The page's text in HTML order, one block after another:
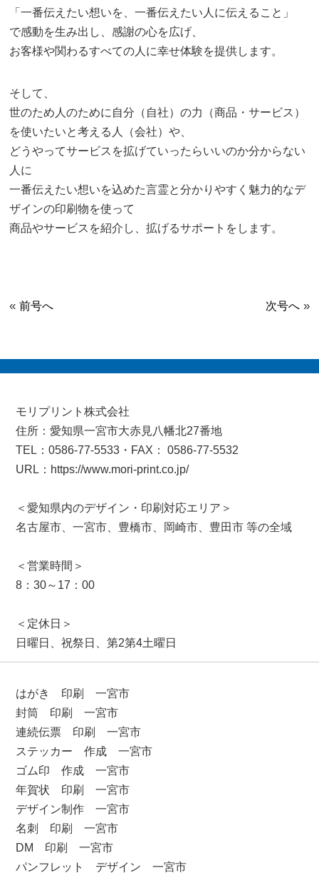
「一番伝えたい想いを、一番伝えたい人に伝えること」
で感動を生み出し、感謝の心を広げ、
お客様や関わるすべての人に幸せ体験を提供します。
そして、
世のため人のために自分（自社）の力（商品・サービス）
を使いたいと考える人（会社）や、
どうやってサービスを拡げていったらいいのか分からない
人に
一番伝えたい想いを込めた言霊と分かりやすく魅力的なデ
ザインの印刷物を使って
商品やサービスを紹介し、拡げるサポートをします。
«前号へ 次号へ»
はがき 印刷 一宮市
封筒 印刷 一宮市
連続伝票 印刷 一宮市
ステッカー 作成 一宮市
ゴム印 作成 一宮市
年賀状 印刷 一宮市
デザイン制作 一宮市
名刺 印刷 一宮市
DM 印刷 一宮市
パンフレット デザイン 一宮市
モリプリント株式会社
住所：愛知県一宮市大赤見八幡北27番地
TEL：0586-77-5533・FAX： 0586-77-5532
URL：https://www.mori-print.co.jp/
＜愛知県内のデザイン・印刷対応エリア＞
名古屋市、一宮市、豊橋市、岡崎市、豊田市 等の全域
＜営業時間＞
8：30～17：00
＜定休日＞
日曜日、祝祭日、第2第4土曜日